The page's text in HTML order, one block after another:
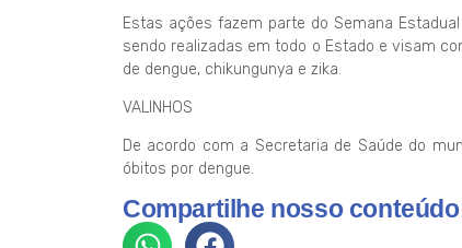
Estas ações fazem parte do Semana
sendo realizadas em todo o Estado e visam
de dengue, chikungunya e zika.
VALINHOS
De acordo com a Secretaria de Saúde do
óbitos por dengue.
Compartilhe nosso